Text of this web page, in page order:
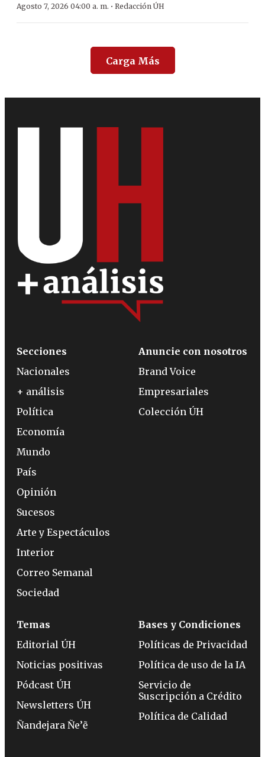
Agosto 7, 2026 04:00 a. m. · Redacción ÚH
Carga Más
Secciones
Nacionales
+ análisis
Política
Economía
Mundo
País
Opinión
Sucesos
Arte y Espectáculos
Interior
Correo Semanal
Sociedad
Anuncie con nosotros
Brand Voice
Empresariales
Colección ÚH
Temas
Editorial ÚH
Noticias positivas
Pódcast ÚH
Newsletters ÚH
Ñandejara Ñe’ẽ
Bases y Condiciones
Políticas de Privacidad
Política de uso de la IA
Servicio de
Suscripción a Crédito
Política de Calidad